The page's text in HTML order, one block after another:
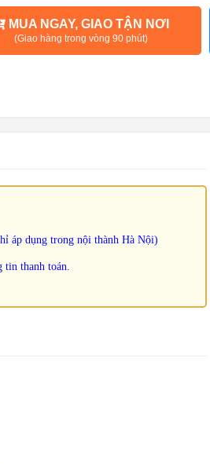
MUA NGAY, GIAO TẬN NƠI
(Giao hàng trong vòng 90 phút)
áp dụng trong nội thành Hà Nội)
thanh toán.